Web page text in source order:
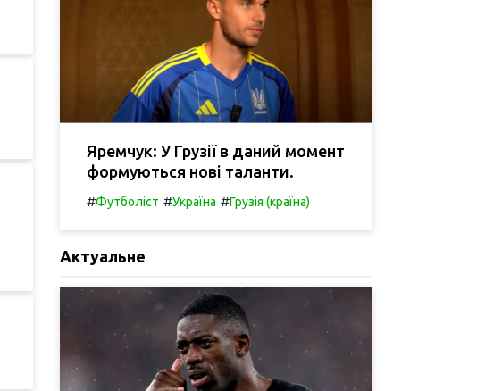
Яремчук: У Грузії в даний момент
формуються нові таланти.
#Футболіст #Україна #Грузія (країна)
Актуальне